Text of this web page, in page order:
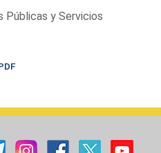
Públicas y Servicios